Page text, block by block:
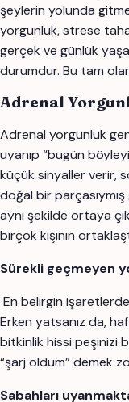
şeylerin yolunda
yorgunluk, strese
gerçek ve günlük
durumdur. Bu tam
Adrenal
Adrenal yorgunluk
uyanıp “bugün
küçük sinyaller verir,
doğal bir
aynı şekilde ortaya
birçok kişinin
Sürekli geçmeyen
En belirgin
Erken yatsanız da,
bitkinlik hissi peşinizi
“şarj oldum” demek
Sabahları